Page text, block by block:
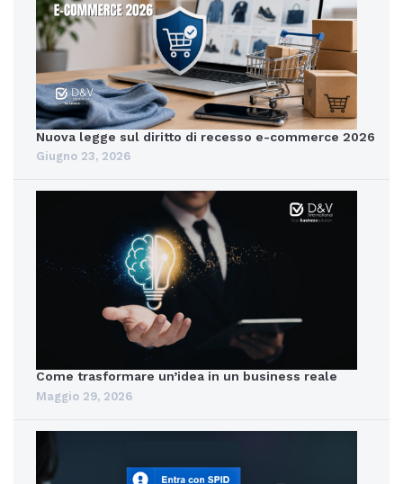
Nuova legge sul diritto di recesso e-commerce 2026
Giugno 23, 2026
Come trasformare un’idea in un business reale
Maggio 29, 2026